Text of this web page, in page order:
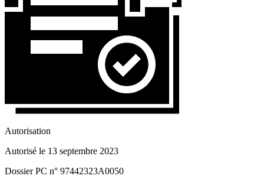
Autorisation
Autorisé le 13 septembre 2023
Dossier PC n° 97442323A0050